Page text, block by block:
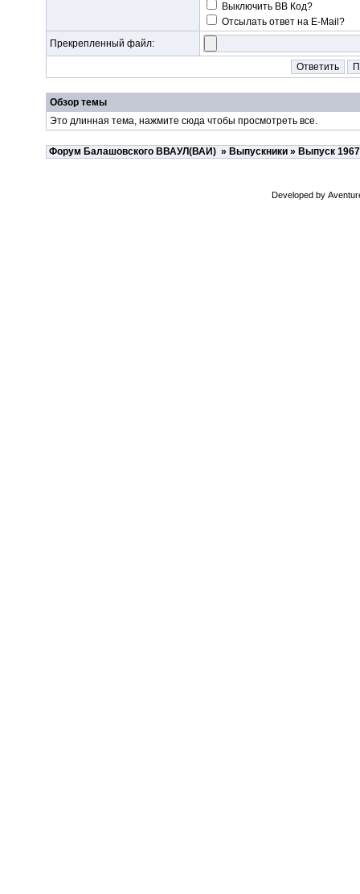
Выключить BB Код?
Отсылать ответ на E-Mail?
Прекрепленный файл:
Обзор темы
Это длинная тема, нажмите сюдачтобы просмотреть все.
Форум Балашовского ВВАУЛ(ВАИ)» Выпускники» Выпуск 1967
Developed by